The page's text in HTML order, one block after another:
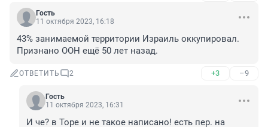
Гость
11 октября 2023, 16:18
43% занимаемой территории Израиль оккупировал.
Признано ООН ещё 50 лет назад.
ОТВЕТИТЬ 2 +3 –9
Гость
11 октября 2023, 16:31
И че? в Торе и не такое написано! есть пер. на